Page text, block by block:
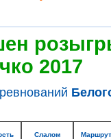
2017
Слалом Маршрут